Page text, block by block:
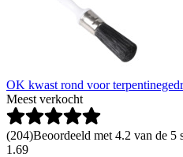
OK kwast rond voor
Meest verkocht
(204)Beoordeeld met 4.2 van de 5
1 .69